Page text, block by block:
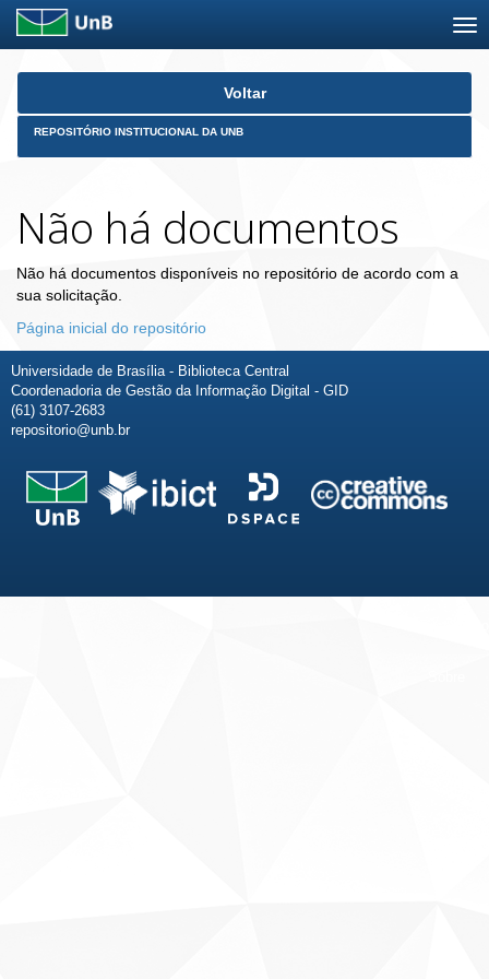
Skip
Voltar
REPOSITÓRIO INSTITUCIONAL DA UNB
Não há documentos
Não há documentos disponíveis no repositório de acordo com a
sua solicitação.
Página inicial do repositório
Universidade de Brasília - Biblioteca Central
Coordenadoria de Gestão da Informação Digital - GID
(61) 3107-2683
repositorio@unb.br